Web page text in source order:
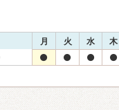
月 火 水 木